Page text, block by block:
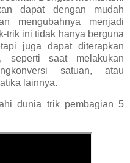
dapat dengan mudah
mengubahnya menjadi
trik ini tidak hanya berguna
juga dapat diterapkan
seperti saat melakukan
satuan, atau
lainnya.
dunia trik pembagian 5